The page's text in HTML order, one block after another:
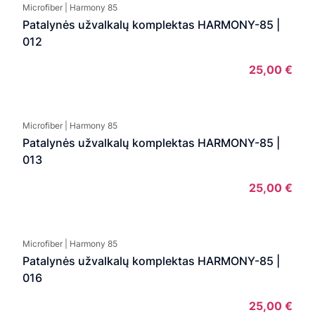
Microfiber | Harmony 85
Patalynės užvalkalų komplektas HARMONY-85 |
012
25,00 €
Microfiber | Harmony 85
Patalynės užvalkalų komplektas HARMONY-85 |
013
25,00 €
Microfiber | Harmony 85
Patalynės užvalkalų komplektas HARMONY-85 |
016
25,00 €